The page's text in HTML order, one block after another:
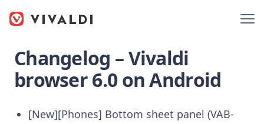
Changelog – Vivaldi
browser 6.0 on Android
[New][Phones] Bottom sheet panel (VAB-